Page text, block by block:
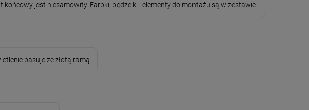
jest niesamowity. Farbki, pędzelki i elementy do montażu są w zestawie.
pasuje ze złotą ramą